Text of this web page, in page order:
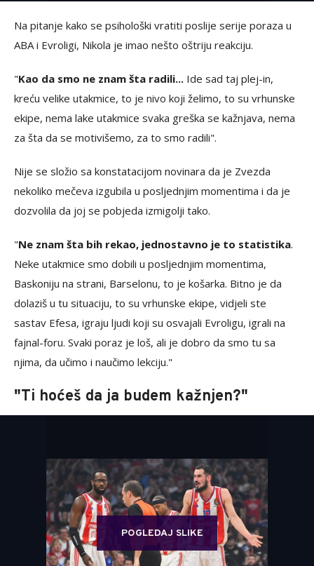
Na pitanje kako se psihološki vratiti poslije serije poraza u
ABA i Evroligi, Nikola je imao nešto oštriju reakciju.
"Kao da smo ne znam šta radili... Ide sad taj plej-in,
kreću velike utakmice, to je nivo koji želimo, to su vrhunske
ekipe, nema lake utakmice svaka greška se kažnjava, nema
za šta da se motivišemo, za to smo radili".
Nije se složio sa konstatacijom novinara da je Zvezda
nekoliko mečeva izgubila u posljednjim momentima i da je
dozvolila da joj se pobjeda izmigolji tako.
"Ne znam šta bih rekao, jednostavno je to statistika.
Neke utakmice smo dobili u posljednjim momentima,
Baskoniju na strani, Barselonu, to je košarka. Bitno je da
dolaziš u tu situaciju, to su vrhunske ekipe, vidjeli ste
sastav Efesa, igraju ljudi koji su osvajali Evroligu, igrali na
fajnal-foru. Svaki poraz je loš, ali je dobro da smo tu sa
njima, da učimo i naučimo lekciju."
"Ti hoćeš da ja budem kažnjen?"
POGLEDAJ SLIKE